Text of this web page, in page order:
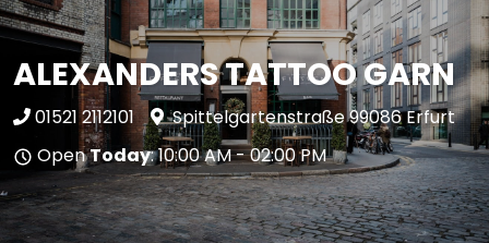
ALEXANDERS TATTOO GARN
01521 2112101
Spittelgartenstraße 99086 Erfurt
OpenToday: 10:00 AM - 02:00 PM